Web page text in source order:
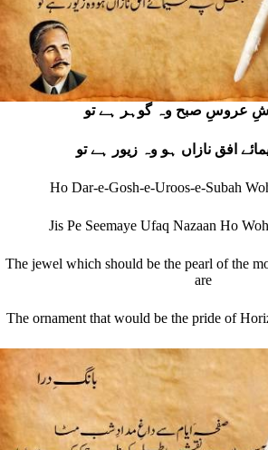
عروسِ صبح وہ گوہر ہے تو
افق نازاں ہو وہ زیور ہے تو
Ho Dar-e-Gosh-e-Uroos-e-Subah
Jis Pe Seemaye Ufaq Nazaan Ho
The jewel which should be the pearl of the
are
The ornament that would be the pride of